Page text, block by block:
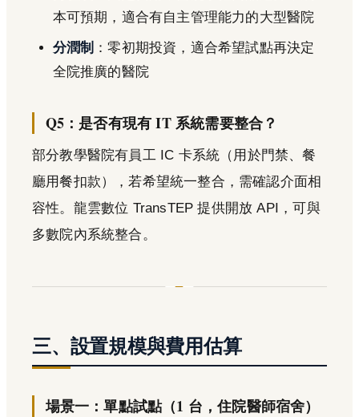
本可預期，適合有自主管理能力的大型醫院
分潤制 ：零初期投資，適合希望試點再決定
全院推廣的醫院
Q5：是否有現有 IT 系統需要整合？
部分教學醫院有員工 IC 卡系統（用於門禁、餐
廳用餐扣款），若希望統一整合，需確認介面相
容性。龍雲數位 TransTEP 提供開放 API，可與
多數院內系統整合。
三、設置規模與費用估算
場景一：單點試點（1 台，住院醫師宿舍）